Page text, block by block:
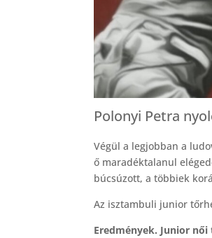
Polonyi Petra
Végül a legjobban a
ő maradéktalanul
búcsúzott, a többiek
Az isztambuli junior
Eredmények. Junior